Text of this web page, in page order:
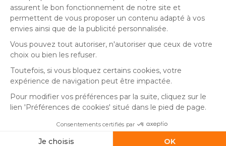
ITALIE
DEUTSCHLAND
NEDERLAND
DANMARK
* Vous disposez de 30 jours (à compter de la réception ou du
retrait de votre colis) pour effectuer un retour de produits et
vous faire rembourser. Hors colis volumineux
14 h (jours ouvrés - hors livraison éco)